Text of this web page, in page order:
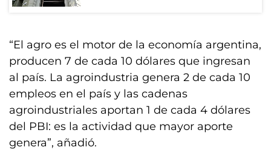
“El agro es el motor de la economía argentina,
producen 7 de cada 10 dólares que ingresan
al país. La agroindustria genera 2 de cada 10
empleos en el país y las cadenas
agroindustriales aportan 1 de cada 4 dólares
del PBI: es la actividad que mayor aporte
genera”, añadió.